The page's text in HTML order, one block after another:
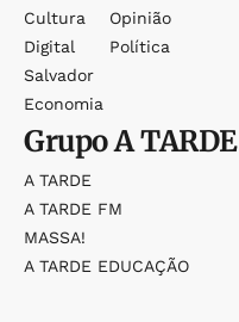
Cultura
Digital
Salvador
Economia
Opinião
Política
GrupoA TARDE
A TARDE
A TARDE FM
MASSA!
A TARDE EDUCAÇÃO